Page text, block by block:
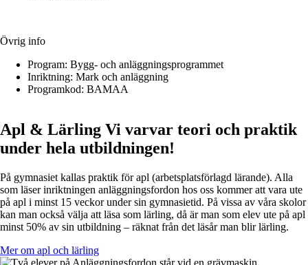
Övrig info
Program: Bygg- och anläggningsprogrammet
Inriktning: Mark och anläggning
Programkod: BAMAA
Apl & Lärling Vi varvar teori och praktik
under hela utbildningen!
På gymnasiet kallas praktik för apl (arbetsplatsförlagd lärande). Alla
som läser inriktningen anläggningsfordon hos oss kommer att vara ute
på apl i minst 15 veckor under sin gymnasietid. På vissa av våra skolor
kan man också välja att läsa som lärling, då är man som elev ute på apl
minst 50% av sin utbildning – räknat från det läsår man blir lärling.
Mer om apl och lärling